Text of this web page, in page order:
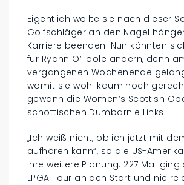
Eigentlich wollte sie nach dieser
Golfschläger an den Nagel
Karriere beenden. Nun könnten
für Ryann O’Toole ändern, denn
vergangenen Wochenende
womit sie wohl kaum noch
gewann die Women’s Scottish
schottischen Dumbarnie Links.
„Ich weiß nicht, ob ich jetzt mit
aufhören kann“, so die US-
ihre weitere Planung. 227 Mal
LPGA Tour an den Start und nie